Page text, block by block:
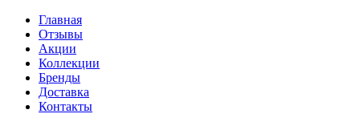
Главная
Отзывы
Акции
Коллекции
Бренды
Доставка
Контакты